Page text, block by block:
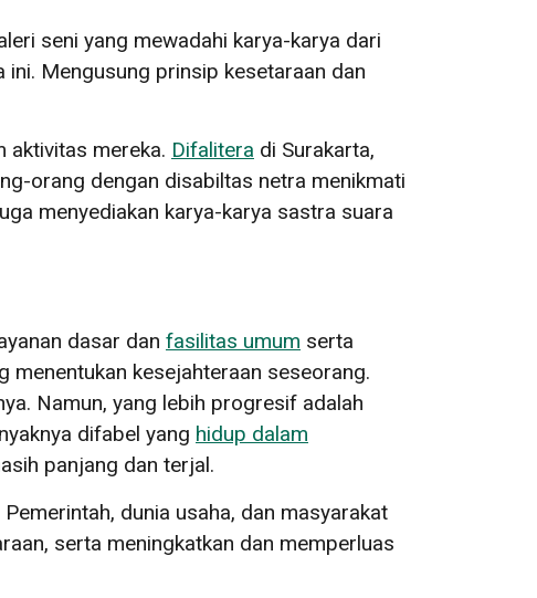
seni yang mewadahi karya-karya dari
Mengusung prinsip kesetaraan dan
aktivitas mereka. Difalitera di Surakarta,
orang dengan disabiltas netra menikmati
menyediakan karya-karya sastra suara
dasar dan fasilitas umum serta
menentukan kesejahteraan seseorang.
Namun, yang lebih progresif adalah
difabel yang hidup dalam
panjang dan terjal.
dunia usaha, dan masyarakat
serta meningkatkan dan memperluas